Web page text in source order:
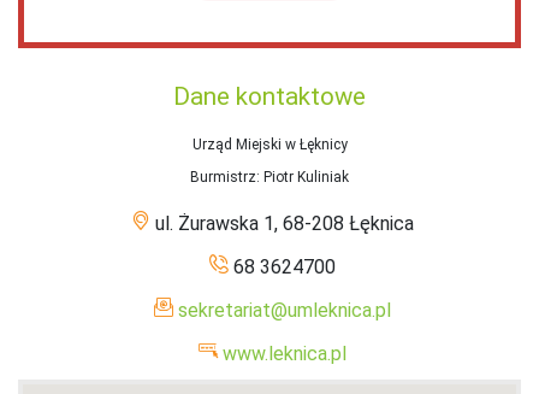
Dane kontaktowe
Urząd Miejski w Łęknicy
Burmistrz: Piotr Kuliniak
ul. Żurawska 1, 68-208 Łęknica
68 3624700
sekretariat@umleknica.pl
www.leknica.pl